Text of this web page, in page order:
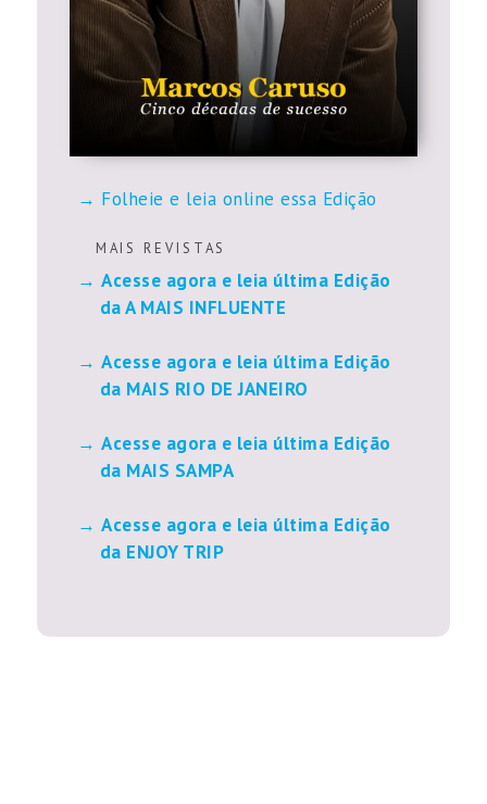
Folheie e leia online essa Edição
M A I S R E V I S T A S
Acesse agora e leia última Edição
da A MAIS INFLUENTE
Acesse agora e leia última Edição
da MAIS RIO DE JANEIRO
Acesse agora e leia última Edição
da MAIS SAMPA
Acesse agora e leia última Edição
da ENJOY TRIP